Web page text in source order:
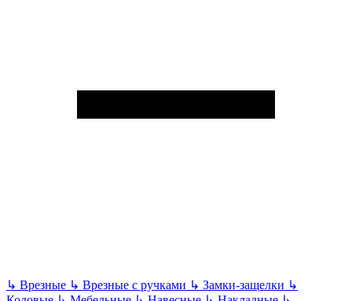
↳ Врезные ↳ Врезные с ручками ↳ Замки-защелки ↳